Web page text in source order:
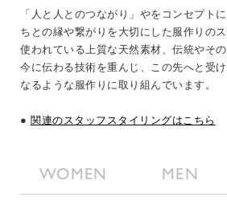
「人と人とのつながり」やをコンセプト
ちとの縁や繋がりを大切にした服作りの
使われている上質な天然素材、伝統やそ
今に伝わる技術を重んじ、この先へと受
なるような服作りに取り組んでいます。
● 関連のスタッフスタイリングはこちら
WOMEN MEN